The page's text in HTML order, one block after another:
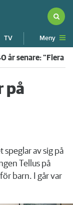
TV Meny
år senare: "Flera
på
av sig på
Tellus på
barn. I går var